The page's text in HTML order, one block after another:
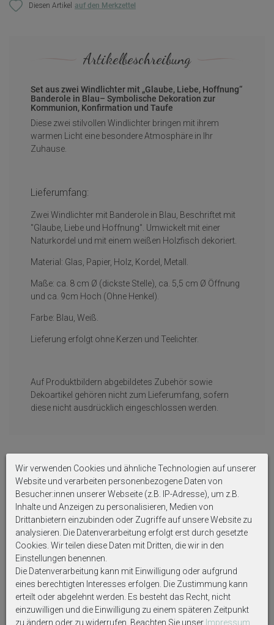
Diesen Artikel
Artikelbeschreibung
Set aus zwei Windlichter mit „Glaube, Liebe, Hoffnung“
Banderole in Blau– Symbolische Dekoration zur
Kommunion, Konfirmation und Taufe
Diese zwei stilvollen Windlichter bringen mit ihrem
warmen Licht eine besondere Atmosphäre in Ihr
Zuhause.
Lieferumfang:
Zwei Windlichter mit Banderole in Blau, Beschriftet mit
"Glaube, Liebe und Hoffnung". Umwickelt mit einer
Naturkordel und mit einem weißen Holzfisch dekoriert.
Material: Glas, Papier, Holz, Kordel, Metall.
Maße: ca. 8 cm Ø (dickste Stelle), ca. 5,5 cm Ø Öffnung
und ca. 9cm Hoch (Ohne Henkel).
Farbe: Blau, Weiß.
Lieferung erfolgt ohne Kerzen und Teelichter.
Auf Produktbildern abgebildetes Zubehör sowie
Dekoartikel gehören nicht zum Lieferumfang, sofern
diese nicht ausdrücklich eingeschlossen werden.
Weitere interessante Artikel
Wir verwenden Cookies und ähnliche Technologien auf unserer
Website und verarbeiten personenbezogene Daten von
Besucher:innen unserer Webseite (z.B. IP-Adresse), um z.B.
Inhalte und Anzeigen zu personalisieren, Medien von
Drittanbietern einzubinden oder Zugriffe auf unsere Website zu
analysieren. Die Datenverarbeitung erfolgt erst durch gesetzte
Cookies. Wir teilen diese Daten mit Dritten, die wir in den
Einstellungen benennen.
Die Datenverarbeitung kann mit Einwilligung oder aufgrund
eines berechtigten Interesses erfolgen. Die Zustimmung kann
erteilt oder abgelehnt werden. Es besteht das Recht, nicht
einzuwilligen und die Einwilligung zu einem späteren Zeitpunkt
zu ändern oder zu widerrufen. Beachten Sie unser Impressum